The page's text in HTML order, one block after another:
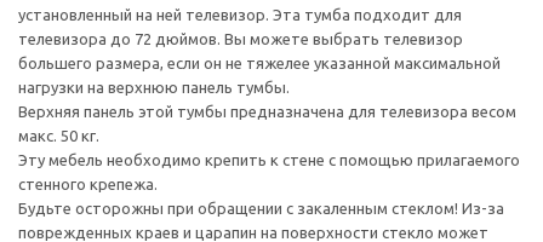
установленный на ней телевизор. Эта тумба подходит для
телевизора до 72 дюймов. Вы можете выбрать телевизор
большего размера, если он не тяжелее указанной максимальной
нагрузки на верхнюю панель тумбы.
Верхняя панель этой тумбы предназначена для телевизора весом
макс. 50 кг.
Эту мебель необходимо крепить к стене с помощью прилагаемого
стенного крепежа.
Будьте осторожны при обращении с закаленным стеклом! Из-за
поврежденных краев и царапин на поверхности стекло может